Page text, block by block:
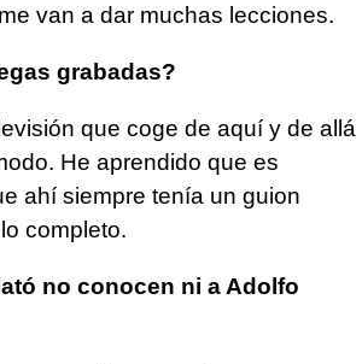
van a dar muchas lecciones.
grabadas?
que coge de aquí y de allá
He aprendido que es
ahí siempre tenía un guion
completo.
no conocen ni a Adolfo